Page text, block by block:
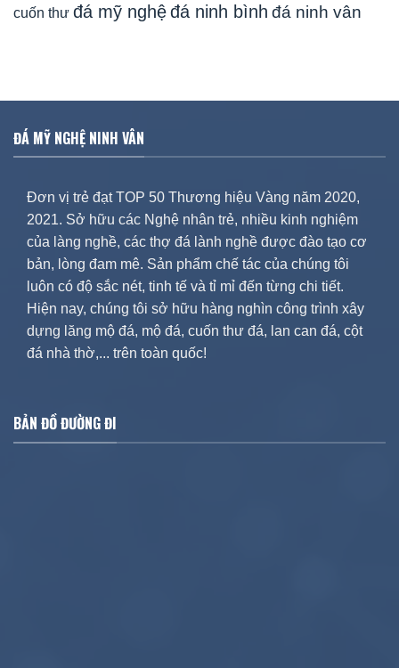
cuốn thư đá mỹ nghệđá ninh bình đá ninh vân
ĐÁ MỸ NGHỆ NINH VÂN
Đơn vị trẻ đạt TOP 50 Thương hiệu Vàng năm 2020,
2021. Sở hữu các Nghệ nhân trẻ, nhiều kinh nghiệm
của làng nghề, các thợ đá lành nghề được đào tạo cơ
bản, lòng đam mê. Sản phẩm chế tác của chúng tôi
luôn có độ sắc nét, tinh tế và tỉ mỉ đến từng chi tiết.
Hiện nay, chúng tôi sở hữu hàng nghìn công trình xây
dựng lăng mộ đá, mộ đá, cuốn thư đá, lan can đá, cột
đá nhà thờ,... trên toàn quốc!
BẢN ĐỒ ĐƯỜNG ĐI